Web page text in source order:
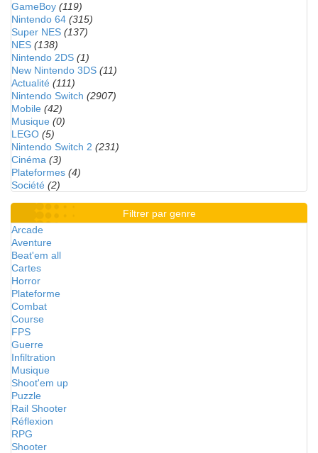
GameBoy (119)
Nintendo 64 (315)
Super NES (137)
NES (138)
Nintendo 2DS (1)
New Nintendo 3DS (11)
Actualité (111)
Nintendo Switch (2907)
Mobile (42)
Musique (0)
LEGO (5)
Nintendo Switch 2 (231)
Cinéma (3)
Plateformes (4)
Société (2)
Filtrer par genre
Arcade
Aventure
Beat'em all
Cartes
Horror
Plateforme
Combat
Course
FPS
Guerre
Infiltration
Musique
Shoot'em up
Puzzle
Rail Shooter
Réflexion
RPG
Shooter